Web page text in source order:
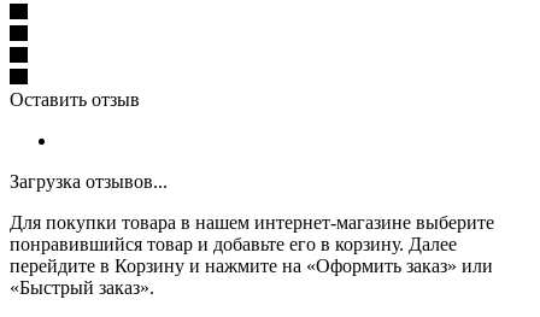
Оставить отзыв
Загрузка отзывов...
Для покупки товара в нашем интернет-магазине выберите
понравившийся товар и добавьте его в корзину. Далее
перейдите в Корзину и нажмите на «Оформить заказ» или
«Быстрый заказ».